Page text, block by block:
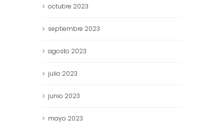
octubre 2023
septiembre 2023
agosto 2023
julio 2023
junio 2023
mayo 2023